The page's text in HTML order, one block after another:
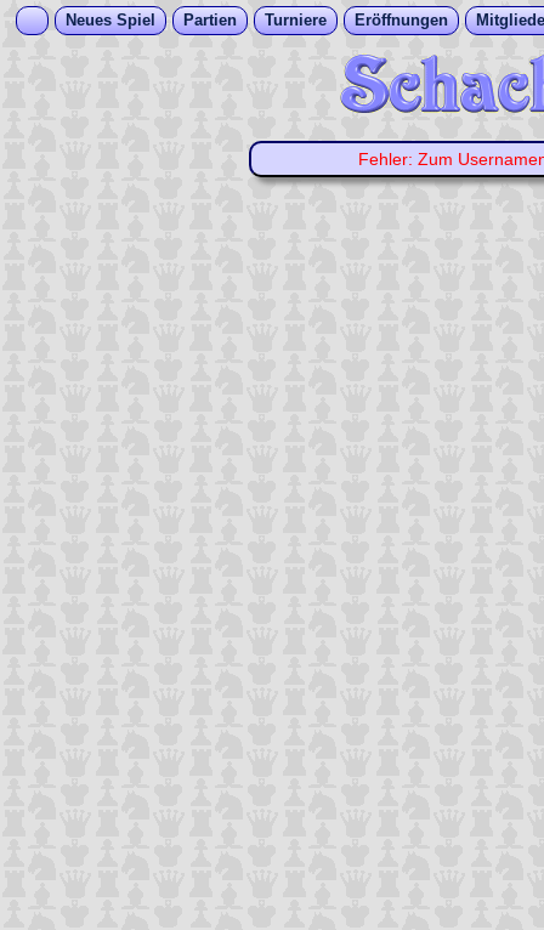
Neues Spiel Partien Turniere Eröffnungen
Fehler: Zum